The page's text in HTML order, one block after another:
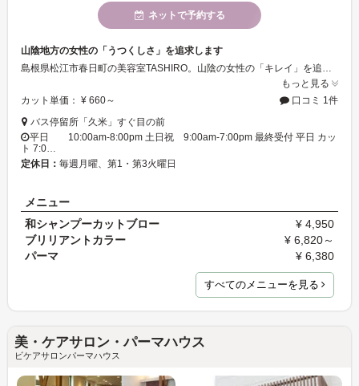
ネットで予約する
山陰地方の女性の「うつくしさ」を追求します
島根県松江市春日町の美容室TASHIRO。山陰の女性の「キレイ」を追求するため全力を尽くします！ きめ細やかに気遣いとおもてなしの精神でトータルにコーディネイトされた ラグジュアリーなくつろぎの時間をご提供いたします。
もっと見る
カット単価： ¥ 660～
口コミ 1件
バス停留所「久米」すぐ目の前
平日 10:00am-8:00pm 土日祝 9:00am-7:00pm 最終受付 平日 カッ
ト 7:0…
定休日： 毎週月曜、第1・第3火曜日
メニュー
和シャンプーカットブロー
¥ 4,950
ブリリアントカラー
¥ 6,820～
パーマ
¥ 6,380
すべてのメニューを見る
美・ケアサロン・パーマハウス
ビケアサロンパーマハウス